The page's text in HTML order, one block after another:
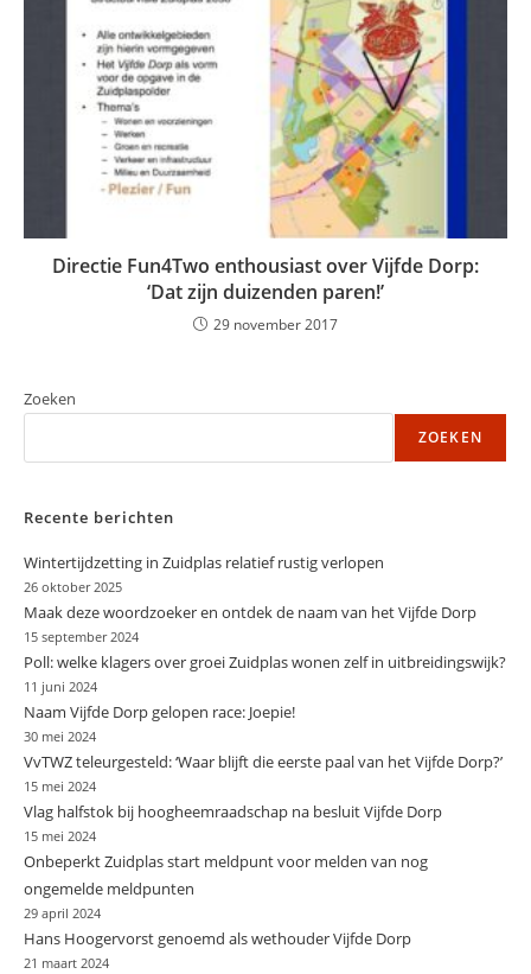
Directie Fun4Two enthousiast over Vijfde Dorp:
‘Dat zijn duizenden paren!’
29 november 2017
Zoeken
ZOEKEN
Recente berichten
Wintertijdzetting in Zuidplas relatief rustig verlopen
26 oktober 2025
Maak deze woordzoeker en ontdek de naam van het Vijfde Dorp
15 september 2024
Poll: welke klagers over groei Zuidplas wonen zelf in uitbreidingswijk?
11 juni 2024
Naam Vijfde Dorp gelopen race: Joepie!
30 mei 2024
VvTWZ teleurgesteld: ‘Waar blijft die eerste paal van het Vijfde Dorp?’
15 mei 2024
Vlag halfstok bij hoogheemraadschap na besluit Vijfde Dorp
15 mei 2024
Onbeperkt Zuidplas start meldpunt voor melden van nog
ongemelde meldpunten
29 april 2024
Hans Hoogervorst genoemd als wethouder Vijfde Dorp
21 maart 2024